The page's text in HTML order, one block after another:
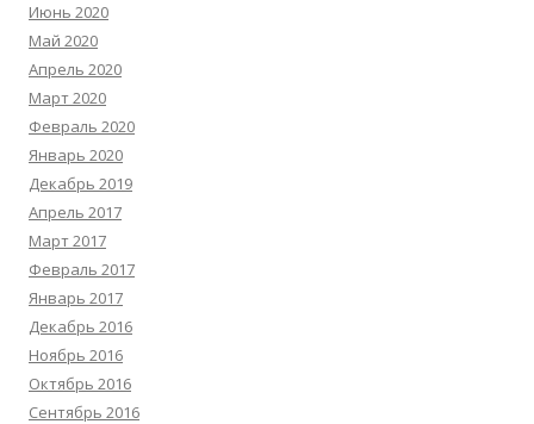
Июнь 2020
Май 2020
Апрель 2020
Март 2020
Февраль 2020
Январь 2020
Декабрь 2019
Апрель 2017
Март 2017
Февраль 2017
Январь 2017
Декабрь 2016
Ноябрь 2016
Октябрь 2016
Сентябрь 2016